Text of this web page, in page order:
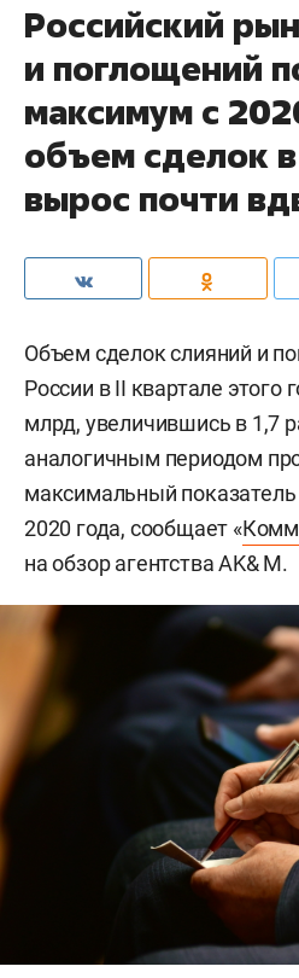
Российский
и поглощений
максимум с
объем сделок
вырос почти
Объем сделок слияний и
России в II квартале этого
млрд, увеличившись в 1,7
аналогичным периодом
максимальный показатель
2020 года, сообщает «
на обзор агентства AK& M.